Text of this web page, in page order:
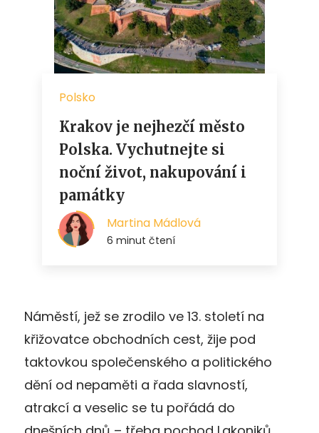
Náměstí, jež se zrodilo ve 13. století na
křižovatce obchodních cest, žije pod
taktovkou společenského a politického
dění od nepaměti a řada slavností,
atrakcí a veselic se tu pořádá do